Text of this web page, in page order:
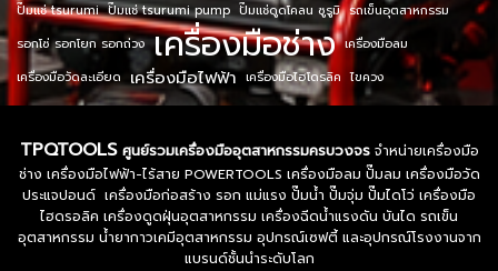
ปั๊มแช่ tsurumi ปั๊มแช่ tsurumi pump ปั๊มแช่ดูดโคลน ซูรูมิ รถเข็นอุตสาหกรรม
รอกโซ่ รอกโยก รอกถ่วง เครื่องมือช่าง เครื่องมือลม
เครื่องมือวัดละเอียด เครื่องมือไฟฟ้า เครื่องมือไฮโดรลิค ไขควง
TPQTOOLS ศูนย์รวมเครื่องมืออุตสาหกรรมครบวงจรจำหน่ายเครื่องมือ
ช่าง เครื่องมือไฟฟ้า-ไร้สาย POWERTOOLS เครื่องมือลม ปั๊มลม เครื่องมือวัด
ประแจปอนด์ เครื่องมือก่อสร้าง รอก แม่แรง ปั๊มน้ำ ปั๊มจุ่ม ปั๊มไดโว่ เครื่องมือ
ไฮดรอลิค เครื่องดูดฝุ่นอุตสาหกรรม เครื่องฉีดน้ำแรงดัน บันได รถเข็น
อุตสาหกรรม น้ำยากาวเคมีอุตสาหกรรม อุปกรณ์เซฟตี้ และอุปกรณ์โรงงานจาก
แบรนด์ชั้นนำระดับโลก